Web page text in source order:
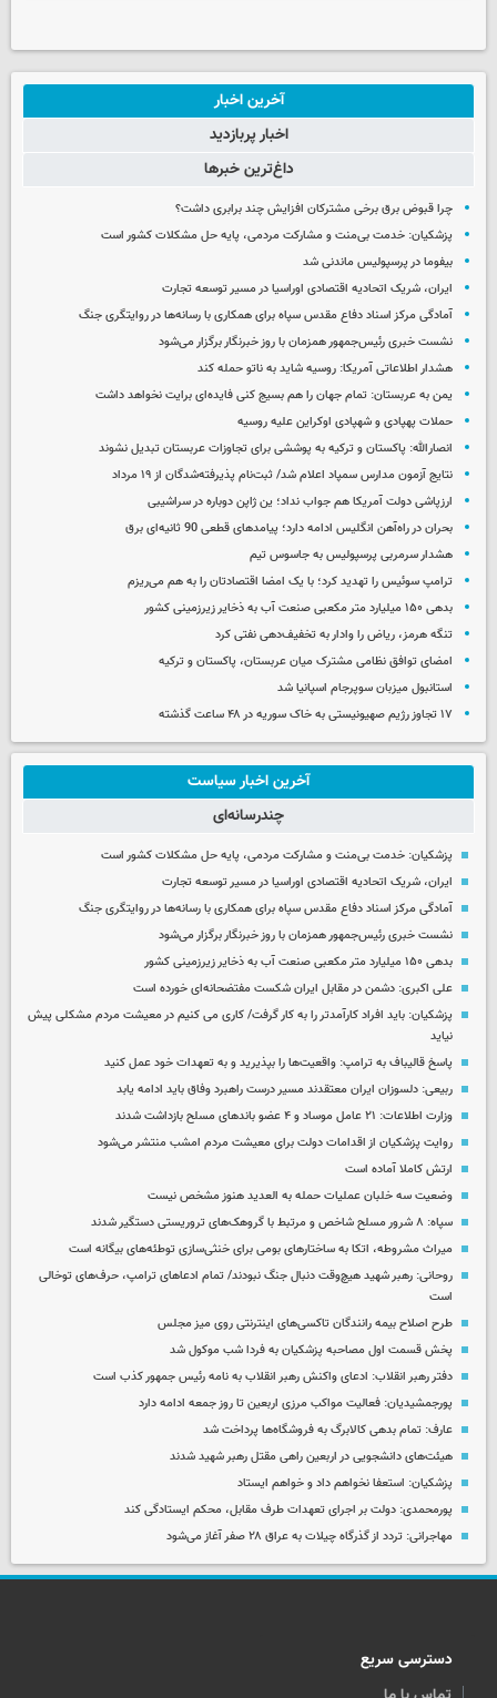
آخرین اخبار
اخبار پربازدید
داغ‌ترین خبرها
چرا قبوض برق برخی مشترکان افزایش چند برابری داشت؟
پزشکیان: خدمت بی‌منت و مشارکت مردمی، پایه حل مشکلات کشور است
بیفوما در پرسپولیس ماندنی شد
ایران، شریک اتحادیه اقتصادی اوراسیا در مسیر توسعه تجارت
آمادگی مرکز اسناد دفاع مقدس سپاه برای همکاری با رسانه‌ها در روایتگری جنگ
نشست خبری رئیس‌جمهور همزمان با روز خبرنگار برگزار می‌شود
هشدار اطلاعاتی آمریکا: روسیه شاید به ناتو حمله کند
یمن به عربستان: تمام جهان را هم بسیج کنی فایده‌ای برایت نخواهد داشت
حملات پهپادی و شهپادی اوکراین علیه روسیه
انصارالله: پاکستان و ترکیه به پوششی برای تجاوزات عربستان تبدیل نشوند
نتایج آزمون مدارس سمپاد اعلام شد/ ثبت‌نام پذیرفته‌شدگان از ۱۹ مرداد
ارزپاشی دولت آمریکا هم جواب نداد؛ ین ژاپن دوباره در سراشیبی
بحران در راه‌آهن انگلیس ادامه دارد؛ پیامدهای قطعی 90 ثانیه‌ای برق
هشدار سرمربی پرسپولیس به جاسوس تیم
ترامپ سوئیس را تهدید کرد؛ با یک امضا اقتصادتان را به هم می‌ریزم
بدهی ۱۵۰ میلیارد متر مکعبی صنعت آب به ذخایر زیرزمینی کشور
تنگه هرمز، ریاض را وادار به تخفیف‌دهی نفتی کرد
امضای توافق نظامی مشترک میان عربستان، پاکستان و ترکیه
استانبول میزبان سوپرجام اسپانیا شد
۱۷ تجاوز رژیم صهیونیستی به خاک سوریه در ۴۸ ساعت گذشته
آخرین اخبار سیاست
چندرسانه‌ای
پزشکیان: خدمت بی‌منت و مشارکت مردمی، پایه حل مشکلات کشور است
ایران، شریک اتحادیه اقتصادی اوراسیا در مسیر توسعه تجارت
آمادگی مرکز اسناد دفاع مقدس سپاه برای همکاری با رسانه‌ها در روایتگری جنگ
نشست خبری رئیس‌جمهور همزمان با روز خبرنگار برگزار می‌شود
بدهی ۱۵۰ میلیارد متر مکعبی صنعت آب به ذخایر زیرزمینی کشور
علی اکبری: دشمن در مقابل ایران شکست مفتضحانه‌ای خورده است
پزشکیان: باید افراد کارآمدتر را به کار گرفت/ کاری می کنیم در معیشت مردم مشکلی پیش
نیاید
پاسخ قالیباف به ترامپ: واقعیت‌ها را بپذیرید و به تعهدات خود عمل کنید
ربیعی: دلسوزان ایران معتقدند مسیر درست راهبرد وفاق باید ادامه یابد
وزارت اطلاعات: ۲۱ عامل موساد و ۴ عضو باندهای مسلح بازداشت شدند
روایت پزشکیان از اقدامات دولت برای معیشت مردم امشب منتشر می‌شود
ارتش کاملا آماده است
وضعیت سه خلبان عملیات حمله به العدید هنوز مشخص نیست
سپاه: ۸ شرور مسلح شاخص و مرتبط با گروهک‌های تروریستی دستگیر شدند
میراث مشروطه، اتکا به ساختارهای بومی برای خنثی‌سازی توطئه‌های بیگانه است
روحانی: رهبر شهید هیچ‌وقت دنبال جنگ نبودند/ تمام ادعاهای ترامپ، حرف‌های توخالی
است
طرح اصلاح بیمه رانندگان تاکسی‌های اینترنتی روی میز مجلس
پخش قسمت اول مصاحبه پزشکیان به فردا شب موکول شد
دفتر رهبر انقلاب: ادعای واکنش رهبر انقلاب به نامه رئیس جمهور کذب است
پورجمشیدیان: فعالیت مواکب مرزی اربعین تا روز جمعه ادامه دارد
عارف: تمام بدهی کالابرگ به فروشگاه‌ها پرداخت شد
هیئت‌های دانشجویی در اربعین راهی مقتل رهبر شهید شدند
پزشکیان: استعفا نخواهم داد و خواهم ایستاد
پورمحمدی: دولت بر اجرای تعهدات طرف مقابل، محکم ایستادگی کند
مهاجرانی: تردد از گذرگاه چیلات به عراق ۲۸ صفر آغاز می‌شود
دسترسی سریع